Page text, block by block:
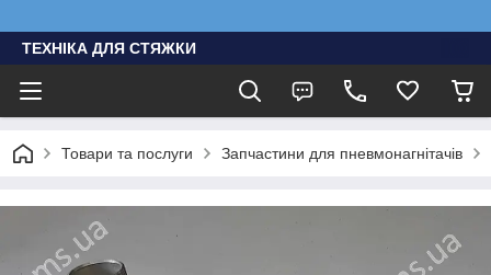
ТЕХНІКА ДЛЯ СТЯЖКИ
Товари та послуги Запчастини для пневмонагнітачів